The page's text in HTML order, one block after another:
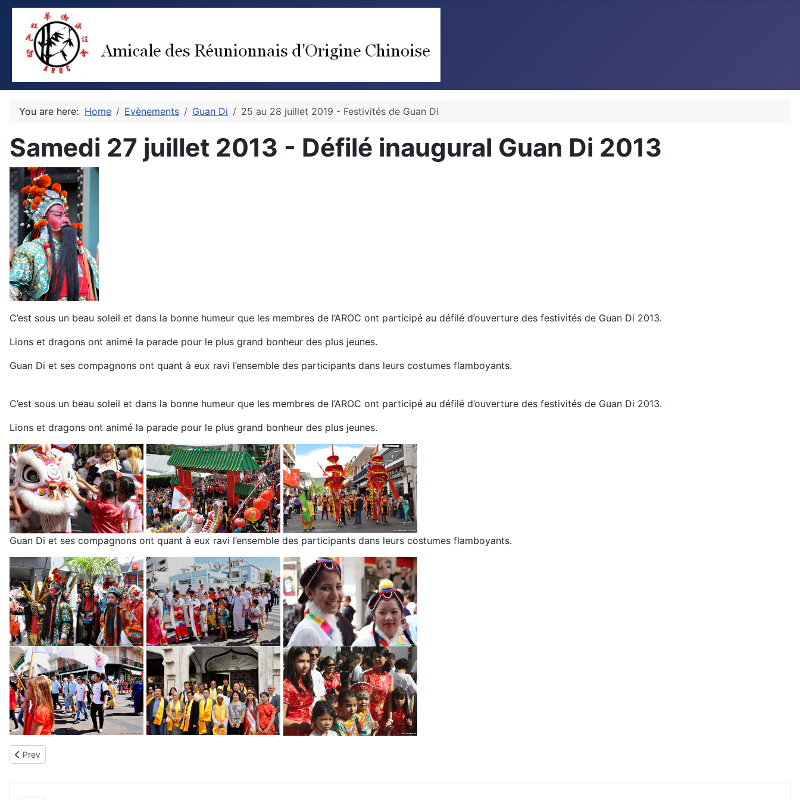
You are here: Home Evènements Guan Di 25 au 28 juillet 2019 - Festivités de Guan Di
Samedi 27 juillet 2013 - Défilé inaugural Guan Di 2013
C’est sous un beau soleil et dans la bonne humeur que les membres de l’AROC ont participé au défilé d’ouverture des festivités de Guan Di 2013.
Lions et dragons ont animé la parade pour le plus grand bonheur des plus jeunes.
Guan Di et ses compagnons ont quant à eux ravi l’ensemble des participants dans leurs costumes flamboyants.
C’est sous un beau soleil et dans la bonne humeur que les membres de l’AROC ont participé au défilé d’ouverture des festivités de Guan Di 2013.
Lions et dragons ont animé la parade pour le plus grand bonheur des plus jeunes.
Guan Di et ses compagnons ont quant à eux ravi l’ensemble des participants dans leurs costumes flamboyants.
Previous article: Samedi 27 juillet 2013 - Guan Di 2013
Prev